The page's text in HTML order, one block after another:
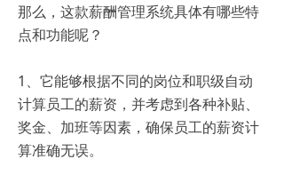
那么，这款薪酬管理系统具体有哪些特
点和功能呢？
1、它能够根据不同的岗位和职级自动
计算员工的薪资，并考虑到各种补贴、
奖金、加班等因素，确保员工的薪资计
算准确无误。